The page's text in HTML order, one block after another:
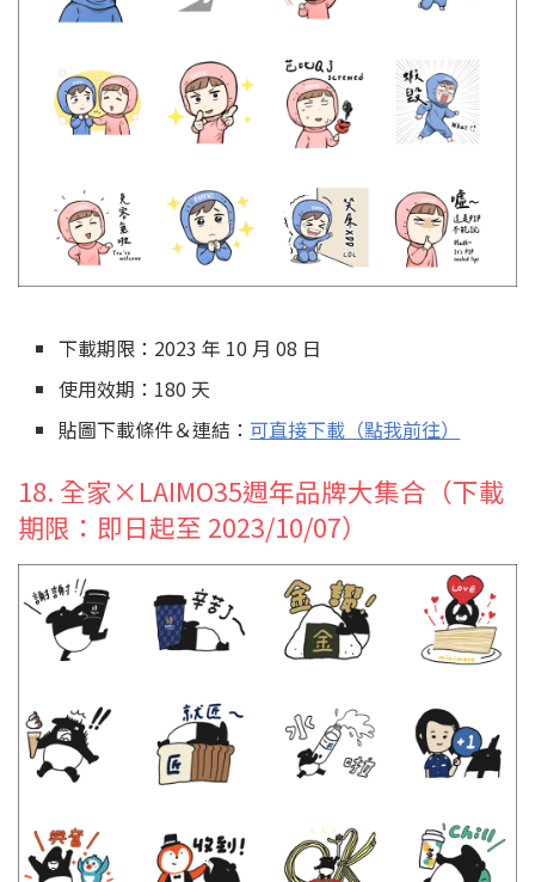
下載期限：2023 年 10 月 08 日
使用效期：180 天
貼圖下載條件＆連結： 可直接下載（點我前往）
18. 全家×LAIMO35週年品牌大集合（下載
期限：即日起至 2023/10/07）